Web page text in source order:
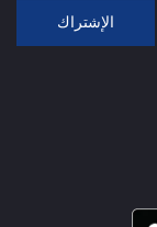
الإشتراك